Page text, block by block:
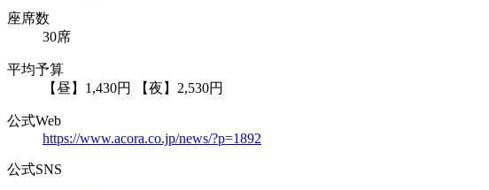
座席数
30席
平均予算
【昼】1,430円 【夜】2,530円
公式Web
https://www.acora.co.jp/news/?p=1892
公式SNS